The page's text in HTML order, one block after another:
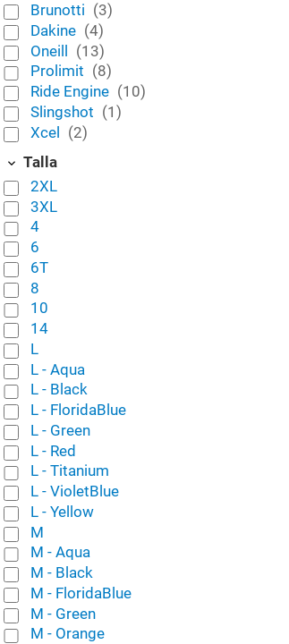
to Wishlist
View
to Wishlist
View
Brunotti (3)
Dakine (4)
Oneill (13)
Prolimit (8)
Ride Engine (10)
Slingshot (1)
Xcel (2)
Talla
2XL
3XL
4
6
6T
8
10
14
L
L - Aqua
L - Black
L - FloridaBlue
L - Green
L - Red
L - Titanium
L - VioletBlue
L - Yellow
M
M - Aqua
M - Black
M - FloridaBlue
M - Green
M - Orange